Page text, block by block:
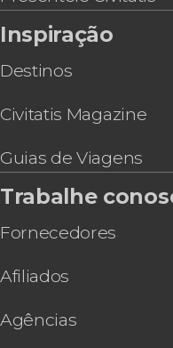
Ingresso do
Inspiração
Destinos
Civitatis Magazine
Guias de Viagens
Trabalhe
Fornecedores
Afiliados
Agências